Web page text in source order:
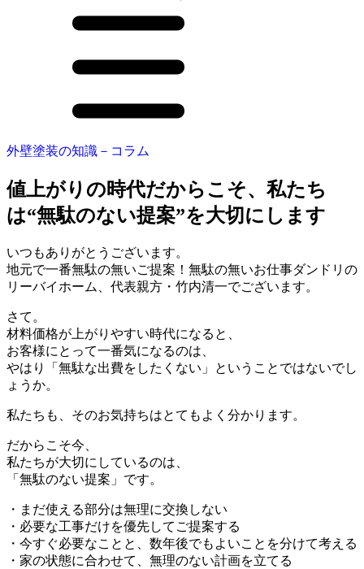
外壁塗装の知識－コラム
値上がりの時代だからこそ、私たち
は“無駄のない提案”を大切にします
いつもありがとうございます。
地元で一番無駄の無いご提案！無駄の無いお仕事ダンドリの
リーバイホーム、代表親方・竹内清一でございます。
さて。
材料価格が上がりやすい時代になると、
お客様にとって一番気になるのは、
やはり「無駄な出費をしたくない」ということではないでし
ょうか。
私たちも、そのお気持ちはとてもよく分かります。
だからこそ今、
私たちが大切にしているのは、
「無駄のない提案」です。
・まだ使える部分は無理に交換しない
・必要な工事だけを優先してご提案する
・今すぐ必要なことと、数年後でもよいことを分けて考える
・家の状態に合わせて、無理のない計画を立てる